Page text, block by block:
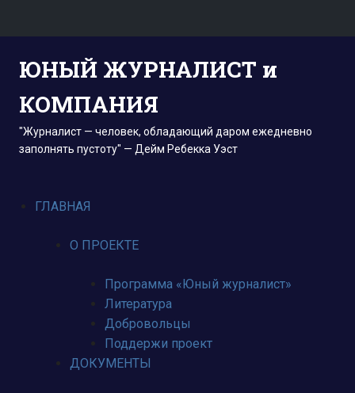
содержимому
ЮНЫЙ ЖУРНАЛИСТ и
КОМПАНИЯ
"Журналист — человек, обладающий даром ежедневно
заполнять пустоту" — Дейм Ребекка Уэст
ГЛАВНАЯ
О ПРОЕКТЕ
Программа «Юный журналист»
Литература
Добровольцы
Поддержи проект
ДОКУМЕНТЫ